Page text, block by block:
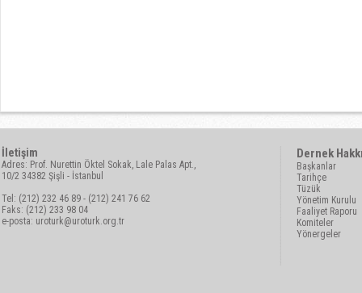
İletişim
Adres: Prof. Nurettin Öktel Sokak, Lale Palas Apt.,
10/2 34382 Şişli - İstanbul
Tel: (212) 232 46 89 - (212) 241 76 62
Faks: (212) 233 98 04
e-posta: uroturk@uroturk.org.tr
Dernek
Başkanlar
Tarihçe
Tüzük
Yönetim Kurulu
Faaliyet Raporu
Komiteler
Yönergeler